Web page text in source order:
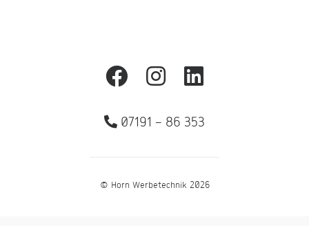
07191 – 86 353
© Horn Werbetechnik 2026